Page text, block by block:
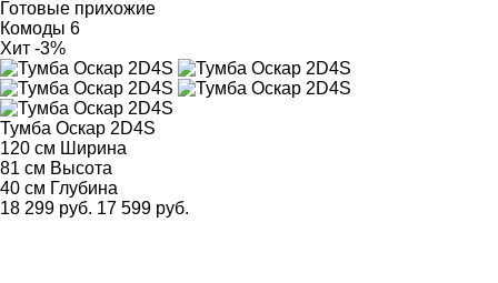
Готовые прихожие
Комоды 6
Хит -3%
Тумба Оскар 2D4S
120 см Ширина
81 см Высота
40 см Глубина
18 299 руб. 17 599 руб.